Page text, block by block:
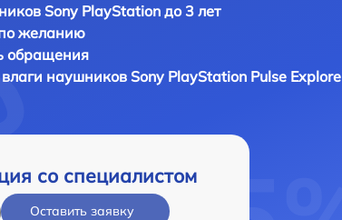
Sony PlayStation до 3 лет
желанию
обращения
наушниковSony PlayStation Pulse Explore
со специалистом
Оставить заявку